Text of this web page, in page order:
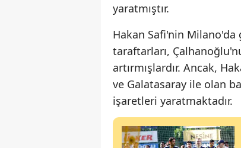
yaratmıştır.
Hakan Safi'nin
taraftarları,
artırmışlardır. Ancak,
ve Galatasaray ile olan
işaretleri yaratmaktadır.